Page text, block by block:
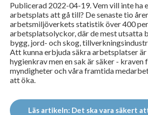
Publicerad 2022-04-19. Vem vill inte ha
arbetsplats att gå till? De senaste tio
arbetsmiljöverkets statistik över 400
arbetsplatsolyckor, där de mest utsatta
bygg, jord- och skog,
Att kunna erbjuda säkra arbetsplatser
hygienkrav men en sak är säker - kraven
myndigheter och våra framtida
att öka.
Läs artikeln: Det ska vara säkert